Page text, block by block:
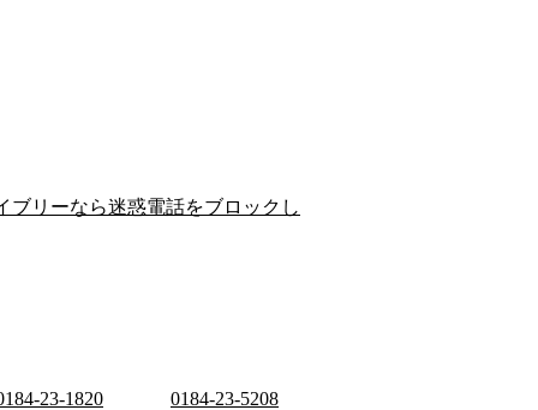
ブリーなら迷惑電話をブロックし
23-1820
0184-23-5208